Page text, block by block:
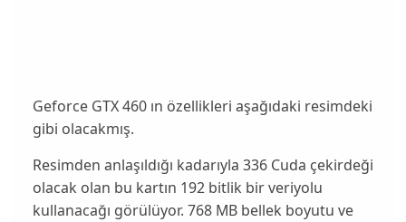
Geforce GTX 460 ın özellikleri aşağıdaki resimdeki
gibi olacakmış.
Resimden anlaşıldığı kadarıyla 336 Cuda çekirdeği
olacak olan bu kartın 192 bitlik bir veriyolu
kullanacağı görülüyor. 768 MB bellek boyutu ve